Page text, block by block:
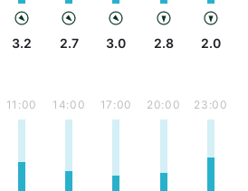
3.2 2.7 3.0 2.8 2.0
11:00 14:00 17:00 20:00 23:00